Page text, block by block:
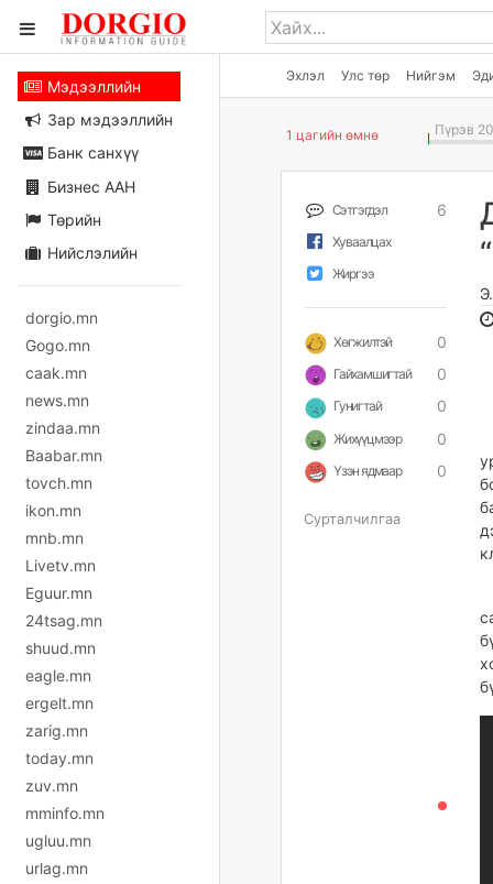
Эхлэл Улс төр Нийгэм
Мэдээллийн
Зар мэдээллийн
Банк санхүү
Бизнес ААН
Төрийн
Нийслэлийн
dorgio.mn
Gogo.mn
caak.mn
news.mn
zindaa.mn
Baabar.mn
tovch.mn
ikon.mn
mnb.mn
Livetv.mn
Eguur.mn
24tsag.mn
shuud.mn
eagle.mn
ergelt.mn
zarig.mn
today.mn
zuv.mn
mminfo.mn
ugluu.mn
urlag.mn
1 цагийн өмнө Пүрэв
Сэтгэгдэл 6
Хуваалцах
Жиргээ
Хөгжилтэй 0
Гайхамшигтай 0
Гунигтай 0
Жихүүцмээр 0
Үзэн ядмаар 0
Сурталчилгаа